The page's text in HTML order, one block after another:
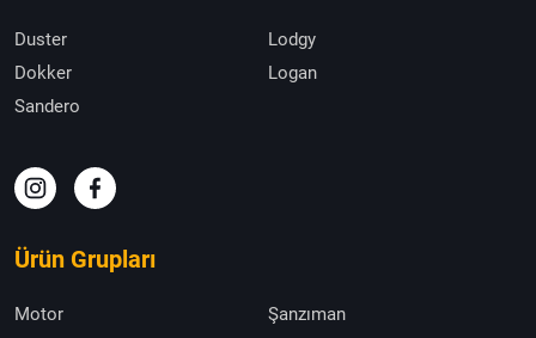
Duster
Lodgy
Dokker
Logan
Sandero
Ürün Grupları
Motor
Şanzıman